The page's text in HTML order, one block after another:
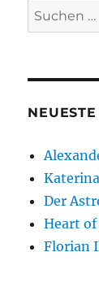
Suchen
nach:
Der
Heart of
Florian